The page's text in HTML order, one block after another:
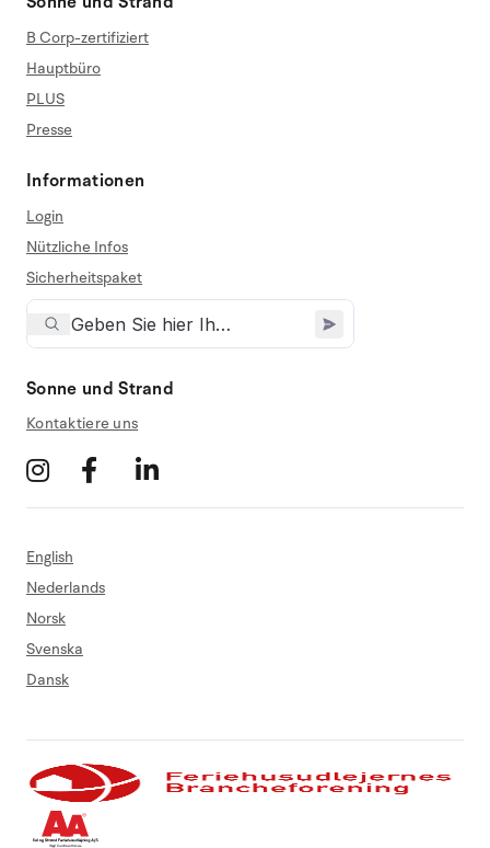
B Corp-zertifiziert
Hauptbüro
PLUS
Presse
Informationen
Login
Nützliche Infos
Sicherheitspaket
Sonne und Strand
Kontaktiere uns
English
Nederlands
Norsk
Svenska
Dansk